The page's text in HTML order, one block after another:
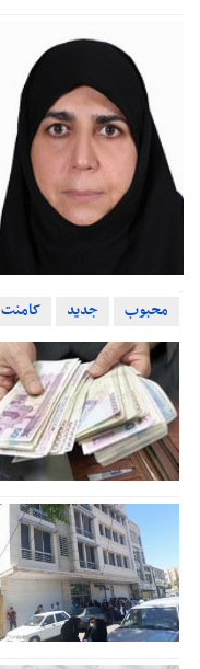
محبوب جدید کامنت